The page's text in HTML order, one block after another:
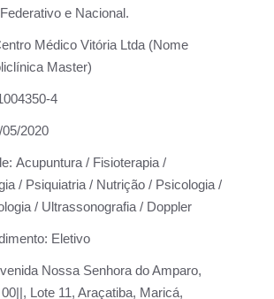
e Nacional.
Médico Vitória Ltda (Nome
Master)
4
05/2020
Acupuntura / Fisioterapia /
/ Psiquiatria / Nutrição / Psicologia /
/ Ultrassonografia / Doppler
Eletivo
Nossa Senhora do Amparo,
Lote 11, Araçatiba, Maricá,